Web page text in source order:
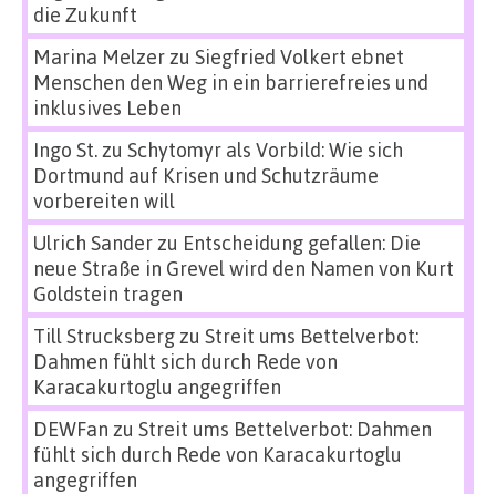
die Zukunft
Marina Melzerzu Siegfried Volkert ebnet
Menschen den Weg in ein barrierefreies und
inklusives Leben
Ingo St.zu Schytomyr als Vorbild: Wie sich
Dortmund auf Krisen und Schutzräume
vorbereiten will
Ulrich Sanderzu Entscheidung gefallen: Die
neue Straße in Grevel wird den Namen von Kurt
Goldstein tragen
Till Strucksbergzu Streit ums Bettelverbot:
Dahmen fühlt sich durch Rede von
Karacakurtoglu angegriffen
DEWFan zu Streit ums Bettelverbot: Dahmen
fühlt sich durch Rede von Karacakurtoglu
angegriffen